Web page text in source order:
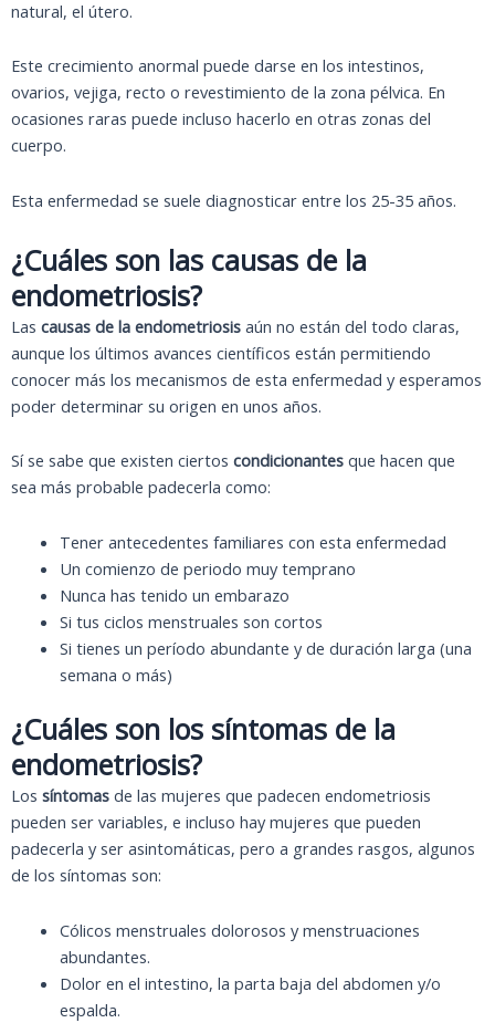
natural, el útero.
Este crecimiento anormal puede darse en los intestinos,
ovarios, vejiga, recto o revestimiento de la zona pélvica. En
ocasiones raras puede incluso hacerlo en otras zonas del
cuerpo.
Esta enfermedad se suele diagnosticar entre los 25-35 años.
¿Cuáles son las causas de la
endometriosis?
Las causas de la endometriosis aún no están del todo claras,
aunque los últimos avances científicos están permitiendo
conocer más los mecanismos de esta enfermedad y esperamos
poder determinar su origen en unos años.
Sí se sabe que existen ciertos condicionantes que hacen que
sea más probable padecerla como:
Tener antecedentes familiares con esta enfermedad
Un comienzo de periodo muy temprano
Nunca has tenido un embarazo
Si tus ciclos menstruales son cortos
Si tienes un período abundante y de duración larga (una
semana o más)
¿Cuáles son los síntomas de la
endometriosis?
Los síntomas de las mujeres que padecen endometriosis
pueden ser variables, e incluso hay mujeres que pueden
padecerla y ser asintomáticas, pero a grandes rasgos, algunos
de los síntomas son:
Cólicos menstruales dolorosos y menstruaciones
abundantes.
Dolor en el intestino, la parta baja del abdomen y/o
espalda.